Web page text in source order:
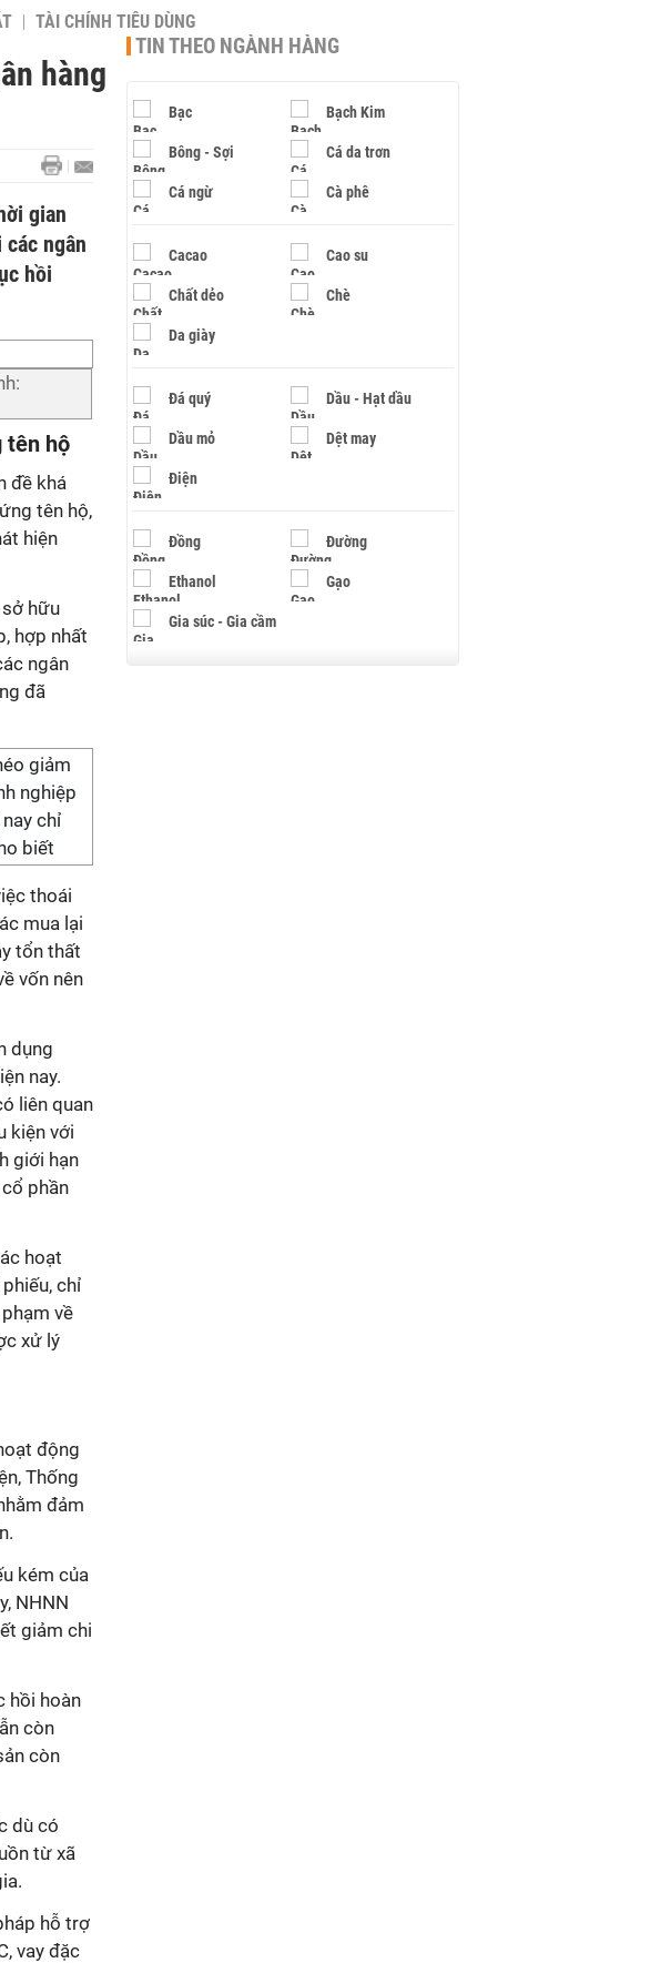
TÀI CHÍNH TIÊU DÙNG
hàng
gian
ngân
hồi
tên hộ
đề khá
tên hộ,
hiện
hữu
hợp nhất
ngân
đã
giảm
nghiệp
chỉ
biết
thoái
mua lại
tổn thất
vốn nên
dụng
nay.
liên quan
kiện với
giới hạn
phần
hoạt
chỉ
về
xử lý
động
Thống
đảm
kém của
NHNN
giảm chi
hồi hoàn
còn
còn
dù có
từ xã
hỗ trợ
vay đặc
TIN THEO NGÀNH HÀNG
Bạc Bạch Kim
Bông - Sợi Cá da trơn
Cá ngừ Cà phê
Cacao Cao su
Chất dẻo Chè
Da giày
Đá quý Dầu - Hạt dầu
Dầu mỏ Dệt may
Điện
Đồng Đường
Ethanol Gạo
Gia súc - Gia cầm